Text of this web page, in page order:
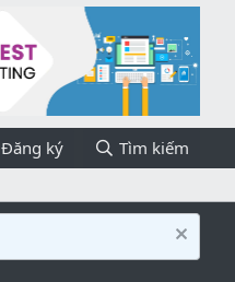
Đăng ký Tìm kiếm